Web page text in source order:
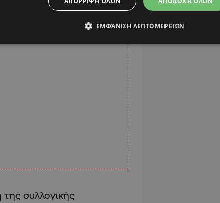
συλλογικής
ΕΜΦΆΝΙΣΗ ΛΕΠΤΟΜΕΡΕΙΏΝ